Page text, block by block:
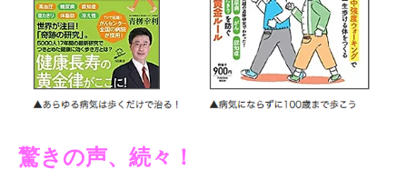
驚きの声、続々！